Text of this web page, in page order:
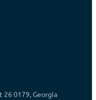
26 0179, Georgia